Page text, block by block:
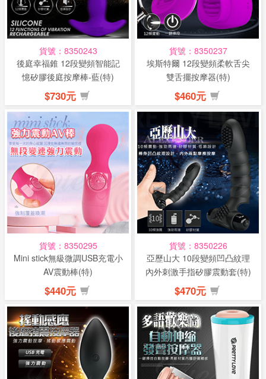
貨號：8350243
後庭幸福錐 12段變頻智能記
憶矽膠後庭按摩棒-藍(特)
$730元
貨號：8350237
埃斯特爾 12段變頻柔軟舌尖
雙舌擺按摩器(特)
$460元
貨號：8350295
Mini stick無級微調USB充電小
AV震動棒(特)
$440元
貨號：8350226
亞歷山大 10段變頻凹凸紋理
內外刺激手指矽膠震動套(特)
$470元